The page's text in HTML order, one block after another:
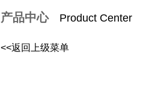
产品中心 Product Center
<<返回上级菜单